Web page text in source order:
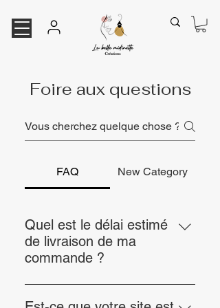
Foire aux questions
FAQ New Category
Quel est le délai estimé
de livraison de ma
commande ?
Nous expédions les commandes
dans un délai de 72 heures (jours